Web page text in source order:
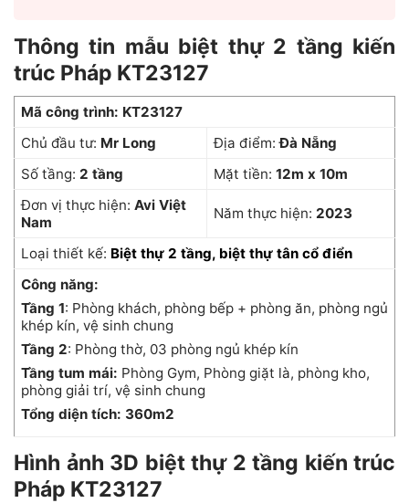
Thông tin mẫu biệt thự 2 tầng kiến
trúc Pháp KT23127
Mã công trình: KT23127
Chủ đầu tư: Mr Long Địa điểm:Đà Nẵng
Số tầng: 2 tầng Mặt tiền: 12m x 10m
Đơn vị thực hiện: Avi Việt
Nam
Năm thực hiện: 2023
Loại thiết kế: Biệt thự 2 tầng, biệt thự tân cổ điển
Công năng:
Tầng 1: Phòng khách, phòng bếp + phòng ăn, phòng ngủ
khép kín, vệ sinh chung
Tầng 2: Phòng thờ, 03 phòng ngủ khép kín
Tầng tum mái: Phòng Gym, Phòng giặt là, phòng kho,
phòng giải trí, vệ sinh chung
Tổng diện tích: 360m2
Hình ảnh 3D biệt thự 2 tầng kiến trúc
Pháp KT23127